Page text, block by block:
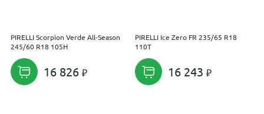
PIRELLI Scorpion Verde All-Season
245/60 R18 105H
16 826
PIRELLI Ice Zero FR 235/65 R18
110T
16 243